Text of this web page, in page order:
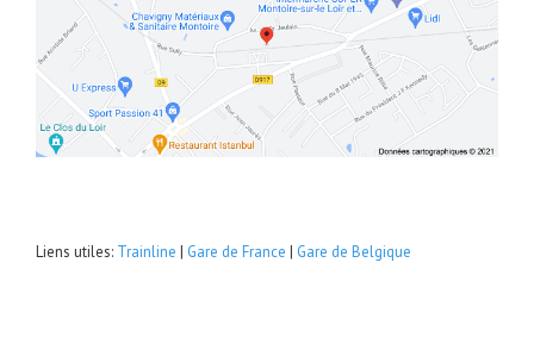
Liens utiles: Trainline | Gare de France | Gare de Belgique